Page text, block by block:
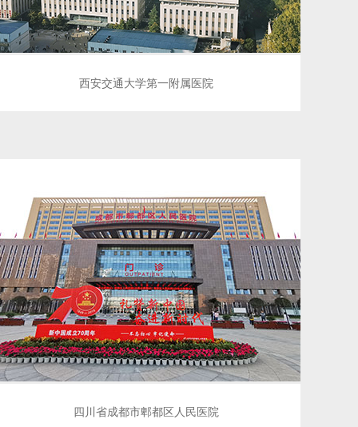
西安交通大学第一附属医院
四川省成都市郫都区人民医院